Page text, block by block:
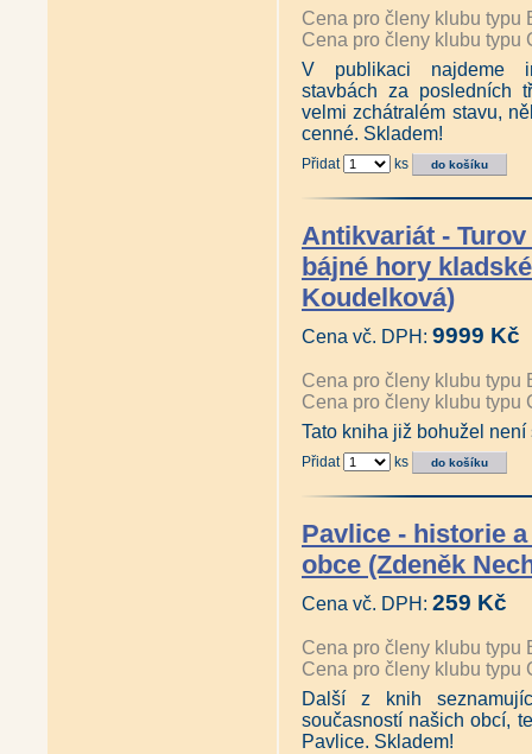
Cena pro členy klubu typu
Cena pro členy klubu typu
V publikaci najdeme
stavbách za posledních
velmi zchátralém stavu,
cenné. Skladem!
Přidat ks
Antikvariát -
bájné hory
Koudelková)
Cena vč. DPH: 9999 Kč
Cena pro členy klubu typu
Cena pro členy klubu typu
Tato kniha již bohužel není
Přidat ks
Pavlice - historie
obce (Zdeněk
Cena vč. DPH: 259 Kč
Cena pro členy klubu typu
Cena pro členy klubu typu
Další z knih
současností našich obcí,
Pavlice. Skladem!